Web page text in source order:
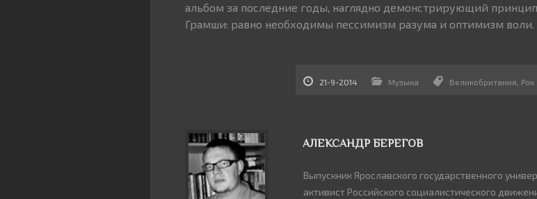
альбом за последние годы, наглядно демонстрирующий
Грамши: равно необходимы пессимизм разума и оптимизм воли.
21-9-2014 Музыка Великобритания Рок
АЛЕКСАНДР БЕРЕГОВ
Выпускник Ярославского государственного
активист Российского социалистического